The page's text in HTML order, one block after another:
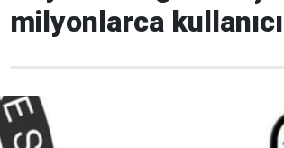
milyonlarca